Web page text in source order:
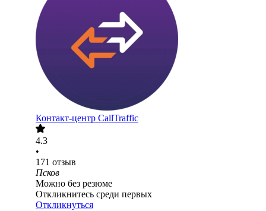
Контакт-центр CallTraffic
4.3
•
171 отзыв
Псков
Можно без резюме
Откликнитесь среди первых
Откликнуться